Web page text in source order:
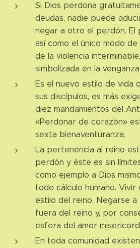
Si Dios perdona
deudas, nadie puede
negar a otro el perdón. El
así como el único modo
de la violencia
simbolizada en la
Es el nuevo estilo de vida
sus discípulos, es más
diez mandamientos del
«Perdonar de corazón»
sexta bienaventuranza.
La pertenencia al reino
perdón y éste es sin
como ejemplo a Dios
todo cálculo humano.
estilo del reino. Negarse
fuera del reino y, por
esfera del amor
En toda comunidad